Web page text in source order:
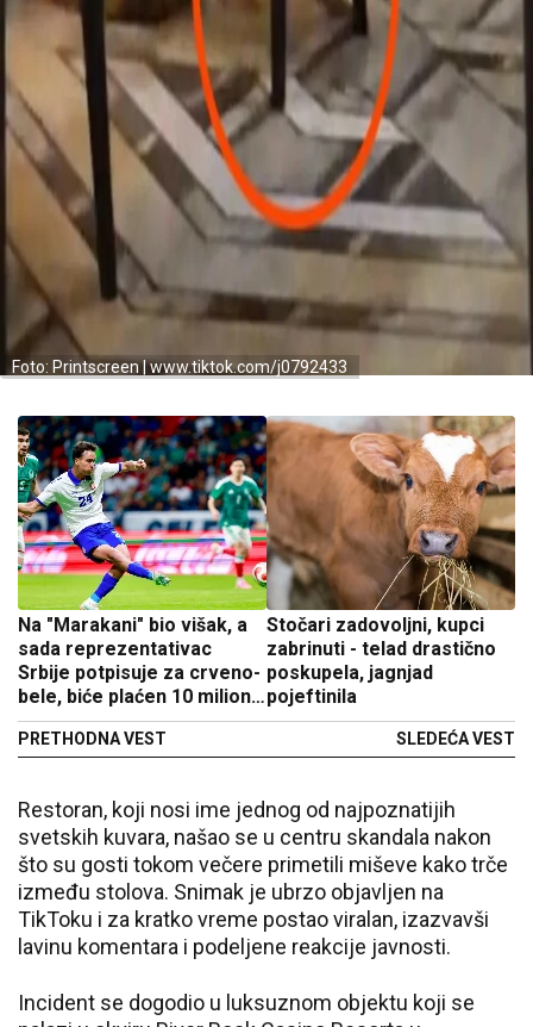
Foto: Printscreen | www.tiktok.com/j0792433
Na "Marakani" bio višak, a
sada reprezentativac
Srbije potpisuje za crveno-
bele, biće plaćen 10 miliona
evra
PRETHODNA VEST
Stočari zadovoljni, kupci
zabrinuti - telad drastično
poskupela, jagnjad
pojeftinila
SLEDEĆA VEST
Restoran, koji nosi ime jednog od najpoznatijih
svetskih kuvara, našao se u centru skandala nakon
što su gosti tokom večere primetili miševe kako trče
između stolova. Snimak je ubrzo objavljen na
TikToku i za kratko vreme postao viralan, izazvavši
lavinu komentara i podeljene reakcije javnosti.
Incident se dogodio u luksuznom objektu koji se